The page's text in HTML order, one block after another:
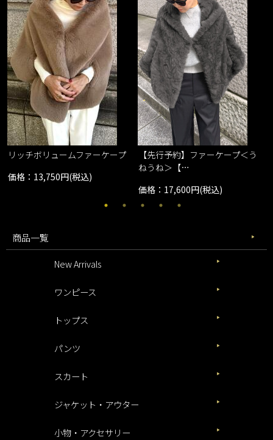
リッチボリュームファーケープ
価格：13,750円(税込)
【先行予約】ファーケープ＜う
ねうね＞【…
価格：17,600円(税込)
商品一覧
New Arrivals
ワンピース
トップス
パンツ
スカート
ジャケット・アウター
小物・アクセサリー